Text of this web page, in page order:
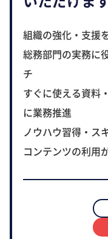
組織の強化・支援
総務部門の実務に
チ
すぐに使える資料
に業務推進
ノウハウ習得・ス
コンテンツの利用